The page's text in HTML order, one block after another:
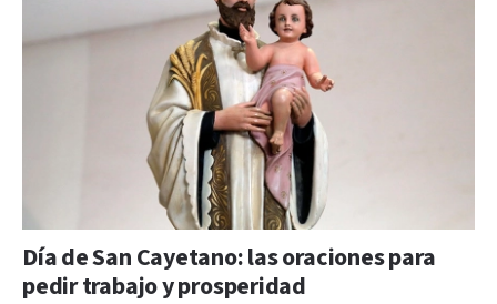
Día de San Cayetano: las oraciones para
pedir trabajo y prosperidad